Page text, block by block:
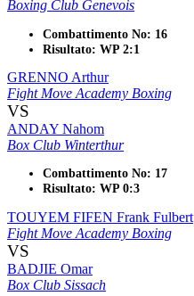
Boxing Club Genevois
Combattimento No: 16
Risultato: WP 2:1
GRENNO Arthur
Fight Move Academy Boxing
VS
ANDAY Nahom
Box Club Winterthur
Combattimento No: 17
Risultato: WP 0:3
TOUYEM FIFEN Frank Fulbert
Fight Move Academy Boxing
VS
BADJIE Omar
Box Club Sissach